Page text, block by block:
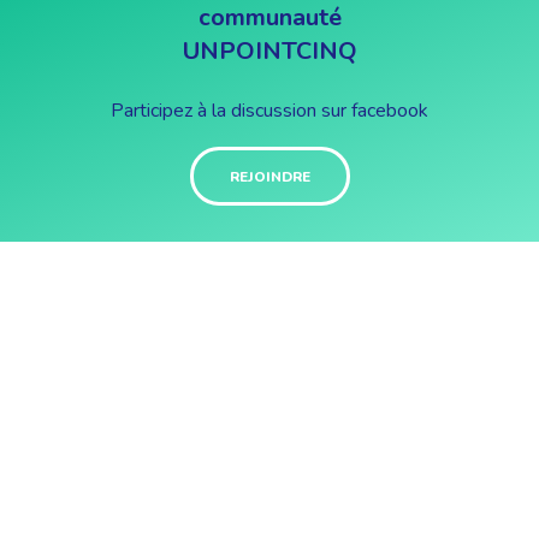
communauté
UNPOINTCINQ
Participez à la discussion sur facebook
REJOINDRE